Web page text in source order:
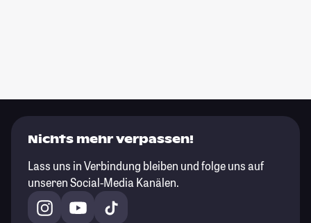
Nichts mehr verpassen!
Lass uns in Verbindung bleiben und folge uns auf
unseren Social-Media Kanälen.